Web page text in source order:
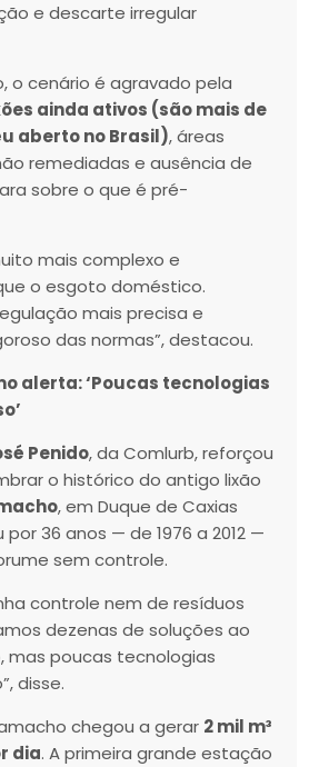
e descarte irregular
o cenário é agravado pela
ainda ativos (são mais de
aberto no Brasil), áreas
remediadas e ausência de
sobre o que é pré-
mais complexo e
o esgoto doméstico.
mais precisa e
das normas”, destacou.
alerta: ‘Poucas tecnologias
Penido, da Comlurb, reforçou
o histórico do antigo lixão
, em Duque de Caxias
por 36 anos — de 1976 a 2012 —
sem controle.
controle nem de resíduos
dezenas de soluções ao
mas poucas tecnologias
disse.
chegou a gerar 2 mil m³
dia. A primeira grande estação